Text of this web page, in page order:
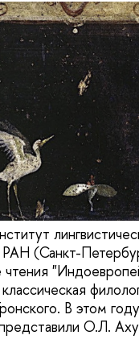
РАН (Санкт-
чтения
В этом
О.Л.